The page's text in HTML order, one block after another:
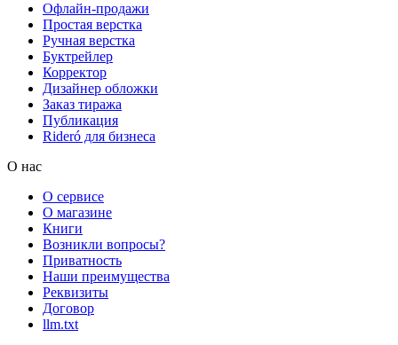
Офлайн-продажи
Простая верстка
Ручная верстка
Буктрейлер
Корректор
Дизайнер обложки
Заказ тиража
Публикация
Rideró для бизнеса
О нас
О сервисе
О магазине
Книги
Возникли вопросы?
Приватность
Наши преимущества
Реквизиты
Договор
llm.txt